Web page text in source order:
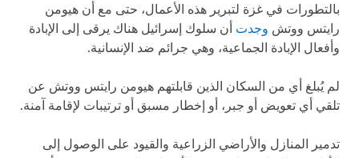
بالتطورات في غزة لتبرير هذه الأعمال، حتى مع أن هيومن
رايتس ووتش وجدت أن سلوك إسرائيل هناك يرقى إلى الإبادة
وأفعال الإبادة الجماعية، وهي جرائم ضد الإنسانية.
لم يُبلغ أي من السكان الذين قابلتهم هيومن رايتس ووتش عن
تلقي أي تعويض أو جبر، أو إخطار مسبق أو ترتيبات لإقامة آمنة.
تدمير المنازل والأراضي الزراعية والقيود على الوصول إلى